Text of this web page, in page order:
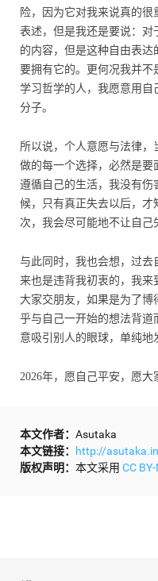
险，因为它对我来说真的
表述，但是我还是要说：
的内容，但是这种自由表
要拥有它的。更何况我并
学习哲学的人，我愿意用
分子。
所以说，个人意愿与法律
做的每一个选择，必然是
遵循自己的生活，我没有
候，只有真正失去以后，
次，我会尽可能地不让自己
与此同时，我也会想，过
来也是违背我初衷的，我来
大家交朋友，如果是为了博
乎与自己一开始的想法背道
意吸引别人的眼球，单纯地
2026年，愿自己平安，愿大
本文作者： Asutaka
本文链接：
http://
版权声明： 本文采用 CC